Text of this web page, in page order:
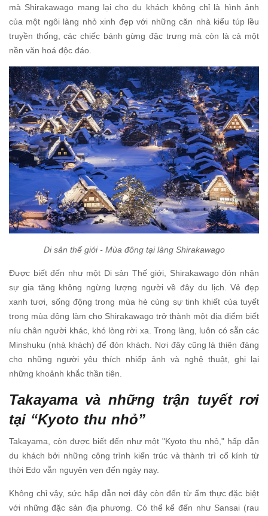
mà Shirakawago mang lại cho du khách không chỉ là hình ảnh
của một ngôi làng nhỏ xinh đẹp với những căn nhà kiểu túp lều
truyền thống, các chiếc bánh gừng đặc trưng mà còn là cả một
nền văn hoá độc đáo.
Di sản thế giới - Mùa đông tại làng Shirakawago
Được biết đến như một Di sản Thế giới, Shirakawago đón nhận
sự gia tăng không ngừng lượng người về đây du lịch. Vẻ đẹp
xanh tươi, sống động trong mùa hè cùng sự tinh khiết của tuyết
trong mùa đông làm cho Shirakawago trở thành một địa điểm biết
níu chân người khác, khó lòng rời xa. Trong làng, luôn có sẵn các
Minshuku (nhà khách) để đón khách. Nơi đây cũng là thiên đàng
cho những người yêu thích nhiếp ảnh và nghệ thuật, ghi lại
những khoảnh khắc thần tiên.
Takayama và những trận tuyết rơi
tại “Kyoto thu nhỏ”
Takayama, còn được biết đến như một "Kyoto thu nhỏ," hấp dẫn
du khách bởi những công trình kiến trúc và thành trì cổ kính từ
thời Edo vẫn nguyên vẹn đến ngày nay.
Không chỉ vậy, sức hấp dẫn nơi đây còn đến từ ẩm thực đặc biệt
với những đặc sản địa phương. Có thể kể đến như Sansai (rau